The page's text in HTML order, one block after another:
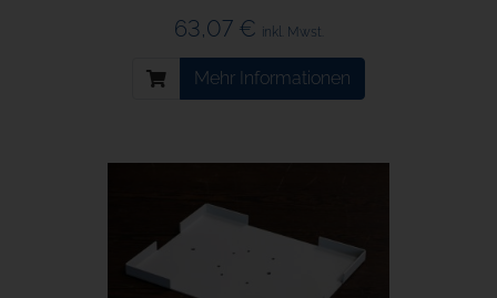
63,07 € inkl. Mwst.
Mehr Informationen